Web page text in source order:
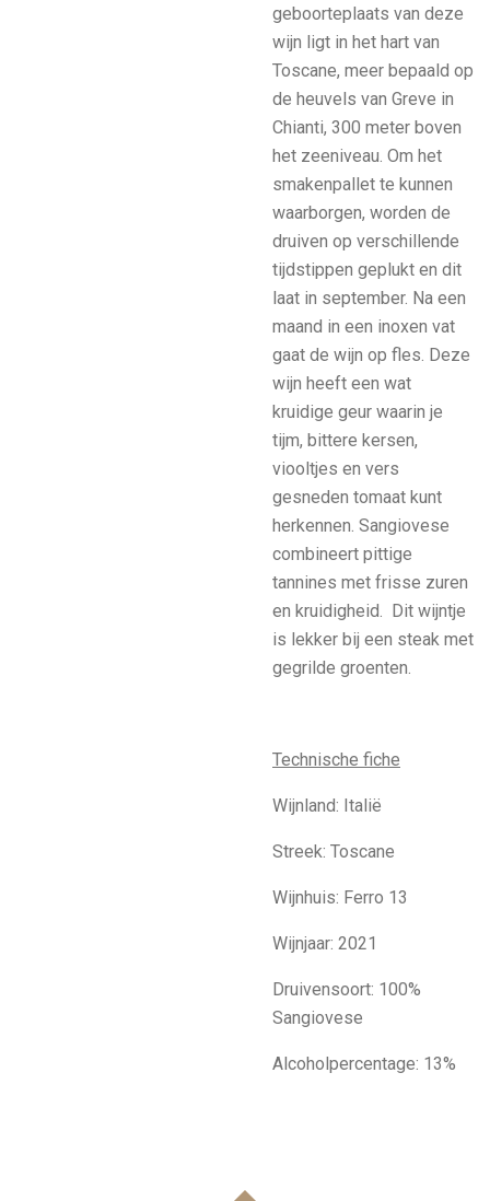
geboorteplaats van deze
wijn ligt in het hart van
Toscane, meer bepaald op
de heuvels van Greve in
Chianti, 300 meter boven
het zeeniveau. Om het
smakenpallet te kunnen
waarborgen, worden de
druiven op verschillende
tijdstippen geplukt en dit
laat in september. Na een
maand in een inoxen vat
gaat de wijn op fles. Deze
wijn heeft een wat
kruidige geur waarin je
tijm, bittere kersen,
viooltjes en vers
gesneden tomaat kunt
herkennen. Sangiovese
combineert pittige
tannines met frisse zuren
en kruidigheid. Dit wijntje
is lekker bij een steak met
gegrilde groenten.
Technische fiche
Wijnland: Italië
Streek: Toscane
Wijnhuis: Ferro 13
Wijnjaar: 2021
Druivensoort: 100%
Sangiovese
Alcoholpercentage: 13%